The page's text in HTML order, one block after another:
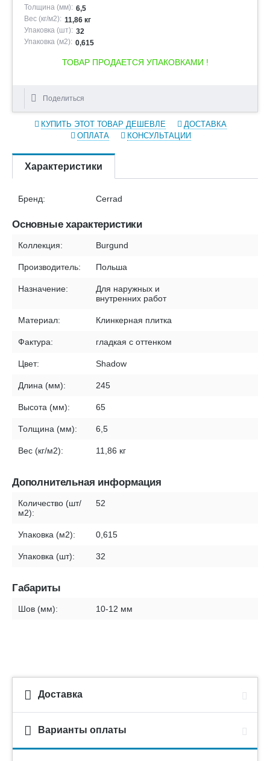
Толщина (мм): 6,5
Вес (кг/м2): 11,86 кг
Упаковка (шт): 32
Упаковка (м2): 0,615
ТОВАР ПРОДАЕТСЯ УПАКОВКАМИ !
Поделиться
КУПИТЬ ЭТОТ ТОВАР ДЕШЕВЛЕ
ДОСТАВКА
ОПЛАТА
КОНСУЛЬТАЦИИ
Характеристики
Бренд: Cerrad
Основные характеристики
Коллекция: Burgund
Производитель: Польша
Назначение:
Для наружных и
внутренних работ
Материал: Клинкерная плитка
Фактура: гладкая с оттенком
Цвет: Shadow
Длина (мм): 245
Высота (мм): 65
Толщина (мм): 6,5
Вес (кг/м2): 11,86 кг
Дополнительная информация
Количество (шт/
м2):
52
Упаковка (м2): 0,615
Упаковка (шт): 32
Габариты
Шов (мм): 10-12 мм
Доставка
Варианты оплаты